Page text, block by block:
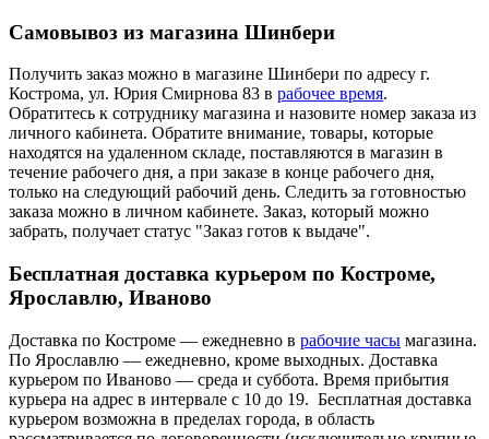
Самовывоз из магазина Шинбери
Получить заказ можно в магазине Шинбери по адресу г.
Кострома, ул. Юрия Смирнова 83 в рабочее время.
Обратитесь к сотруднику магазина и назовите номер заказа из
личного кабинета. Обратите внимание, товары, которые
находятся на удаленном складе, поставляются в магазин в
течение рабочего дня, а при заказе в конце рабочего дня,
только на следующий рабочий день. Следить за готовностью
заказа можно в личном кабинете. Заказ, который можно
забрать, получает статус "Заказ готов к выдаче".
Бесплатная доставка курьером по Костроме,
Ярославлю, Иваново
Доставка по Костроме — ежедневно в рабочие часы магазина.
По Ярославлю — ежедневно, кроме выходных. Доставка
курьером по Иваново — среда и суббота. Время прибытия
курьера на адрес в интервале с 10 до 19. Бесплатная доставка
курьером возможна в пределах города, в область